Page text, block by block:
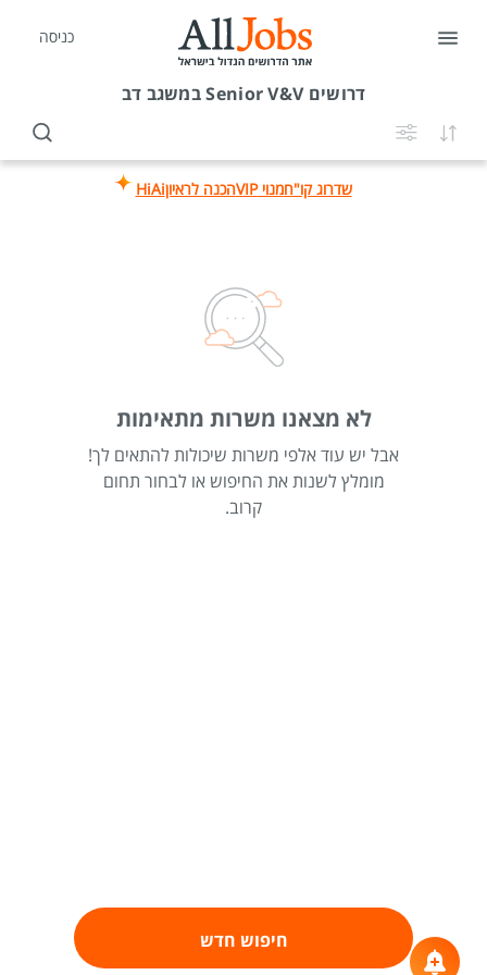
כניסה
דרושיםSenior V&V במשגב דב
שדרוג קו"חמנוי VIP הכנה לראיוןHiAi
לא מצאנו משרות מתאימות
אבל יש עוד אלפי משרות שיכולות להתאים לך!
מומלץ לשנות את החיפוש או לבחור תחום
קרוב.
חיפוש חדש